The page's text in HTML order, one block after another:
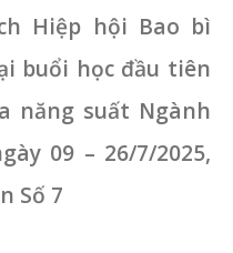
Hiệp hội Bao bì
buổi học đầu tiên
năng suất Ngành
09 – 26/7/2025,
Số 7